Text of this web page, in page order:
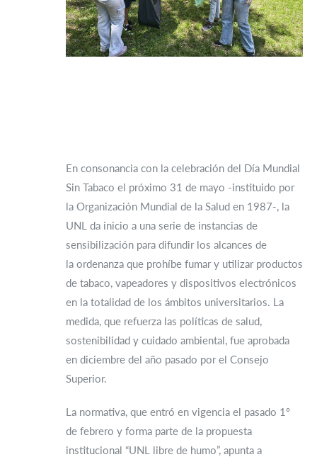
En consonancia con la celebración del Día Mundial
Sin Tabaco el próximo 31 de mayo -instituido por
la Organización Mundial de la Salud en 1987-, la
UNL da inicio a una serie de instancias de
sensibilización para difundir los alcances de
la ordenanza que prohíbe fumar y utilizar productos
de tabaco, vapeadores y dispositivos electrónicos
en la totalidad de los ámbitos universitarios. La
medida, que refuerza las políticas de salud,
sostenibilidad y cuidado ambiental, fue aprobada
en diciembre del año pasado por el Consejo
Superior.
La normativa, que entró en vigencia el pasado 1º
de febrero y forma parte de la propuesta
institucional “UNL libre de humo”, apunta a